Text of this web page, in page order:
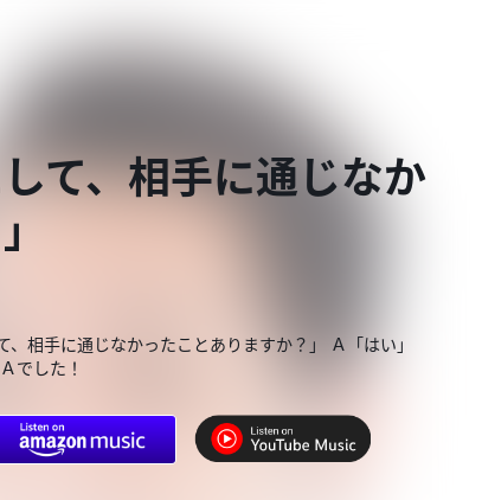
て、相手に通じなか
、相手に通じなかったことありますか？」 Ａ「はい」
でした！